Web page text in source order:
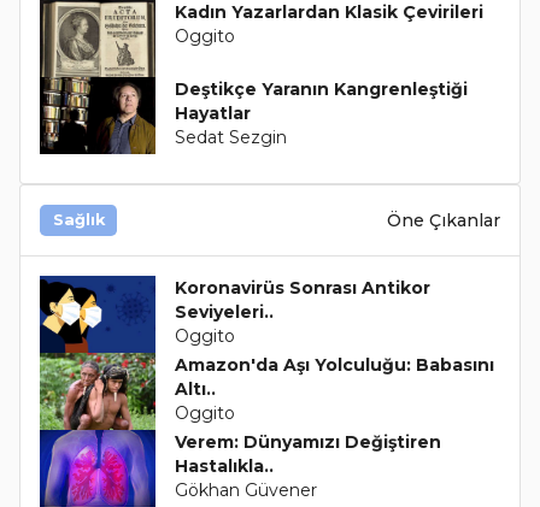
Kadın Yazarlardan Klasik Çevirileri
Oggito
Deştikçe Yaranın Kangrenleştiği
Hayatlar
Sedat Sezgin
Sağlık Öne Çıkanlar
Koronavirüs Sonrası Antikor
Seviyeleri..
Oggito
Amazon'da Aşı Yolculuğu: Babasını
Altı..
Oggito
Verem: Dünyamızı Değiştiren
Hastalıkla..
Gökhan Güvener